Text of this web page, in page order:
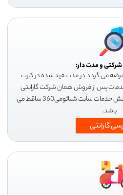
شرکتی و مدت دار:
عرضه می گردد در مدت قید شده در کارت
پس از فروش همان شرکت گارانتی
کننده بوده و مسئولیت آن از بخش خدمات سایت شیائومی360 ساقط می
باشد.
گارانتی